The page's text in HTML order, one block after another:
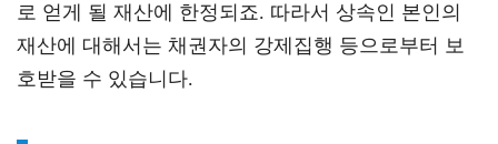
로 얻게 될 재산에 한정되죠. 따라서 상속인 본인의
재산에 대해서는 채권자의 강제집행 등으로부터 보
호받을 수 있습니다.